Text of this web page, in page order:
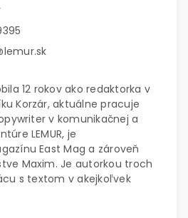
12 rokov ako redaktorka v
Korzár, aktuálne pracuje
v komunikačnej a
LEMUR, je
East Mag a zároveň
Maxim. Je autorkou troch
s textom v akejkoľvek